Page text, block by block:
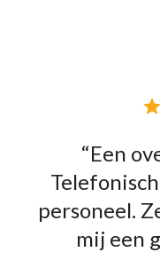

“Een
personeel.
mij een